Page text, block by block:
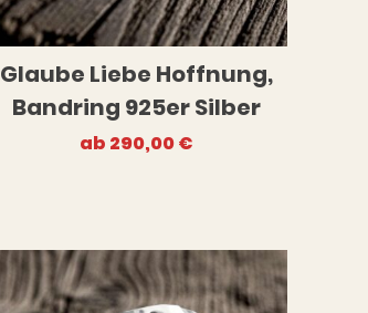
Glaube Liebe Hoffnung,
Bandring 925er Silber
ab 290,00€